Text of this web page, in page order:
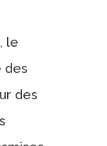
le
des
des